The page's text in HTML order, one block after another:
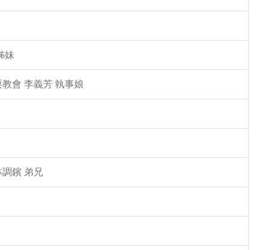
妹
會 李義芳 執事娘
鑌 弟兄